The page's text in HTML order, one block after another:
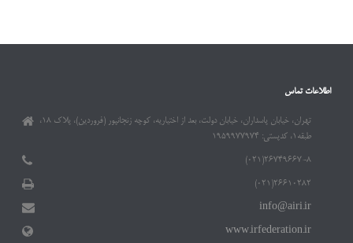
اطلاعات تماس
تهران، خیابان پاسداران، خیابان دولت، بعد از اختیاریه، کوچه زنجانپور (فروردین)، پلاک ۱۸،
طبقه۱، کدپستی: ۱۹۵۹۹۷۷۹۷۴
۲۶۷۴۹۶۶۷-۸(۰۲۱)
۲۶۶۱۰۲۸۲(۰۲۱)
info@airi.ir
www.irfederation.ir